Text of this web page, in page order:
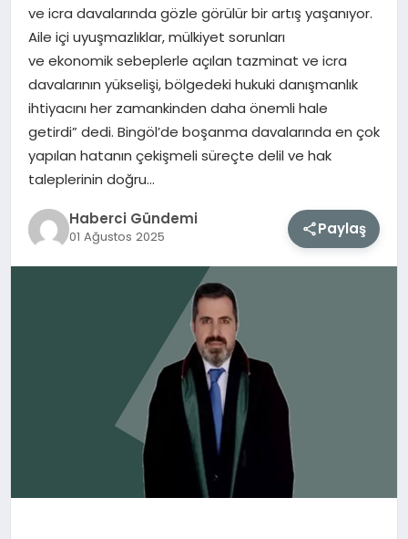
SAĞLIK
TEKNOLOJI
ve icra davalarında gözle görülür bir artış yaşanıyor.
Aile içi uyuşmazlıklar, mülkiyet sorunları
ve ekonomik sebeplerle açılan tazminat ve icra
davalarının yükselişi, bölgedeki hukuki danışmanlık
ihtiyacını her zamankinden daha önemli hale
getirdi” dedi. Bingöl’de boşanma davalarında en çok
yapılan hatanın çekişmeli süreçte delil ve hak
taleplerinin doğru…
Haberci Gündemi
01 Ağustos 2025 Paylaş